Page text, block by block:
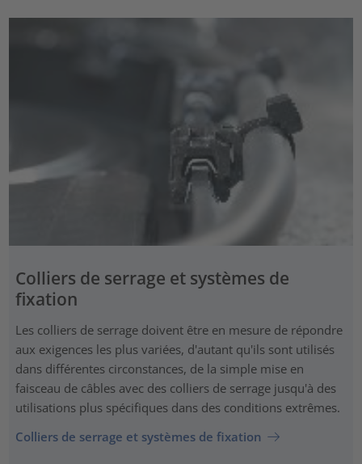
Colliers de serrage et systèmes de
fixation
Les colliers de serrage doivent être en mesure de répondre
aux exigences les plus variées, d'autant qu'ils sont utilisés
dans différentes circonstances, de la simple mise en
faisceau de câbles avec des colliers de serrage jusqu'à des
utilisations plus spécifiques dans des conditions extrêmes.
Colliers de serrage et systèmes de fixation